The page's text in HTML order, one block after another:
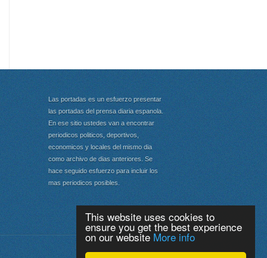
This website uses cookies to
ensure you get the best experience
on our website More info
Las portadas es un esfuerzo presentar
las portadas del prensa diaria espanola.
En ese sitio ustedes van a encontrar
periodicos politicos, deportivos,
economicos y locales del mismo dia
como archivo de dias anteriores. Se
hace seguido esfuerzo para incluir los
mas periodicos posibles.